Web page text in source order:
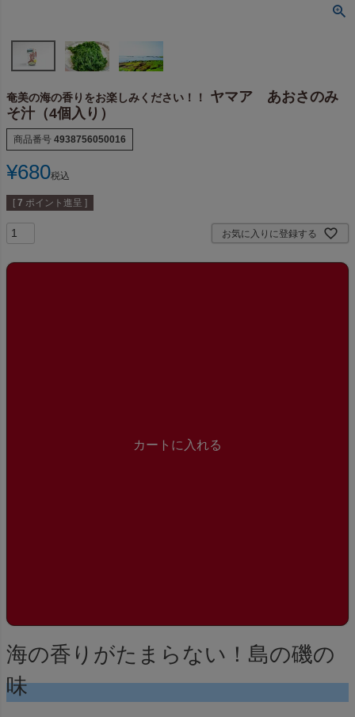
奄美の海の香りをお楽しみください！！
ヤマア あおさのみ
そ汁（4個入り）
商品番号 4938756050016
¥680税込
[ 7 ポイント進呈 ]
お気に入りに登録する
カートに入れる
海の香りがたまらない！島の磯の
味